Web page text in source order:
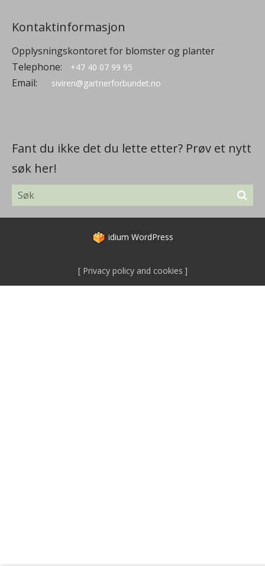
Kontaktinformasjon
Opplysningskontoret for blomster og planter
Telephone:
+47 40 07 99 95
Email: siviren@gartnerforbundet.no
Fant du ikke det du lette etter? Prøv et nytt
søk her!
idium WordPress
Privacy policy and cookies